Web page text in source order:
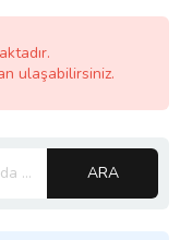
ulaşabilirsiniz.
ARA